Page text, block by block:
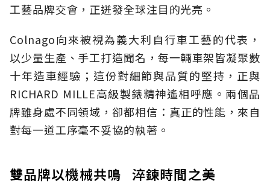
工藝品牌交會，正迸發全球注目的光亮。
Colnago向來被視為義大利自行車工藝的代表，
以少量生產、手工打造聞名，每一輛車架皆凝聚數
十年造車經驗；這份對細節與品質的堅持，正與
RICHARD MILLE高級製錶精神遙相呼應。兩個品
牌雖身處不同領域，卻都相信：真正的性能，來自
對每一道工序毫不妥協的執著。
雙品牌以機械共鳴 淬鍊時間之美